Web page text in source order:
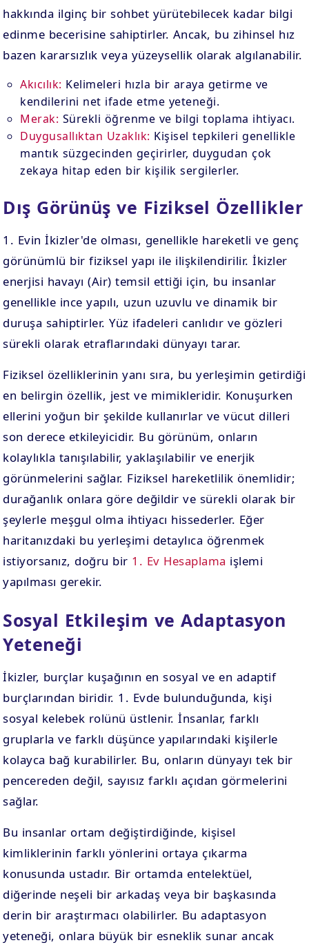
hakkında ilginç bir sohbet yürütebilecek kadar bilgi
edinme becerisine sahiptirler. Ancak, bu zihinsel hız
bazen kararsızlık veya yüzeysellik olarak algılanabilir.
Akıcılık: Kelimeleri hızla bir araya getirme ve
kendilerini net ifade etme yeteneği.
Merak: Sürekli öğrenme ve bilgi toplama ihtiyacı.
Duygusallıktan Uzaklık: Kişisel tepkileri genellikle
mantık süzgecinden geçirirler, duygudan çok
zekaya hitap eden bir kişilik sergilerler.
Dış Görünüş ve Fiziksel Özellikler
1. Evin İkizler'de olması, genellikle hareketli ve genç
görünümlü bir fiziksel yapı ile ilişkilendirilir. İkizler
enerjisi havayı (Air) temsil ettiği için, bu insanlar
genellikle ince yapılı, uzun uzuvlu ve dinamik bir
duruşa sahiptirler. Yüz ifadeleri canlıdır ve gözleri
sürekli olarak etraflarındaki dünyayı tarar.
Fiziksel özelliklerinin yanı sıra, bu yerleşimin getirdiği
en belirgin özellik, jest ve mimikleridir. Konuşurken
ellerini yoğun bir şekilde kullanırlar ve vücut dilleri
son derece etkileyicidir. Bu görünüm, onların
kolaylıkla tanışılabilir, yaklaşılabilir ve enerjik
görünmelerini sağlar. Fiziksel hareketlilik önemlidir;
durağanlık onlara göre değildir ve sürekli olarak bir
şeylerle meşgul olma ihtiyacı hissederler. Eğer
haritanızdaki bu yerleşimi detaylıca öğrenmek
istiyorsanız, doğru bir 1. Ev Hesaplama işlemi
yapılması gerekir.
Sosyal Etkileşim ve Adaptasyon
Yeteneği
İkizler, burçlar kuşağının en sosyal ve en adaptif
burçlarından biridir. 1. Evde bulunduğunda, kişi
sosyal kelebek rolünü üstlenir. İnsanlar, farklı
gruplarla ve farklı düşünce yapılarındaki kişilerle
kolayca bağ kurabilirler. Bu, onların dünyayı tek bir
pencereden değil, sayısız farklı açıdan görmelerini
sağlar.
Bu insanlar ortam değiştirdiğinde, kişisel
kimliklerinin farklı yönlerini ortaya çıkarma
konusunda ustadır. Bir ortamda entelektüel,
diğerinde neşeli bir arkadaş veya bir başkasında
derin bir araştırmacı olabilirler. Bu adaptasyon
yeteneği, onlara büyük bir esneklik sunar ancak